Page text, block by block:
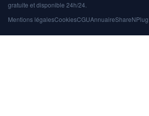
gratuite et disponible 24h/24.
Mentions légalesCookiesCGUAnnuaireShareNPlug